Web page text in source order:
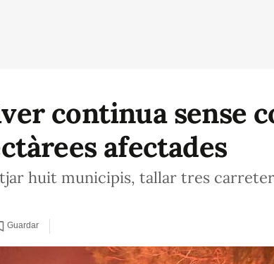
continua sense
afectades
huit municipis, tallar tres
Guardar